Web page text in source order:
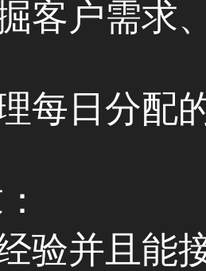
客户需求
每日分配
验并且能